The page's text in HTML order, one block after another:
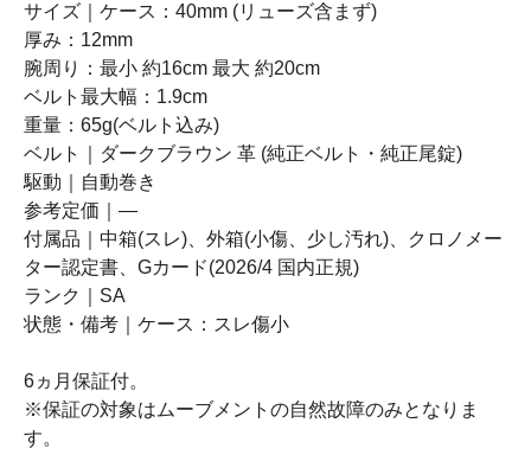
サイズ｜ケース：40mm (リューズ含まず)
厚み：12mm
腕周り：最小 約16cm 最大 約20cm
ベルト最大幅：1.9cm
重量：65g(ベルト込み)
ベルト｜ダークブラウン 革 (純正ベルト・純正尾錠)
駆動｜自動巻き
参考定価｜―
付属品｜中箱(スレ)、外箱(小傷、少し汚れ)、クロノメー
ター認定書、Gカード(2026/4 国内正規)
ランク｜SA
状態・備考｜ケース：スレ傷小
6ヵ月保証付。
※保証の対象はムーブメントの自然故障のみとなりま
す。